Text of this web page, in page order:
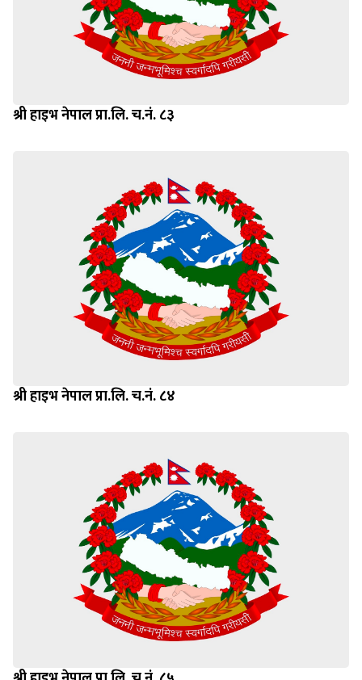
श्री हाइभ नेपाल प्रा.लि. च.नं. ८३
श्री हाइभ नेपाल प्रा.लि. च.नं. ८४